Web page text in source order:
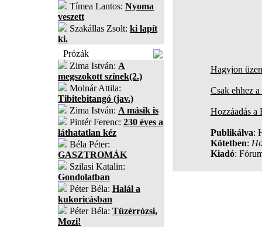
Tímea Lantos: Nyoma
veszett
Szakállas Zsolt: ki lapít
ki.
Prózák
Zima István: A
megszokott színek(2.)
Molnár Attila:
Tibitebitangó (jav.)
Zima István: A másik is
Pintér Ferenc: 230 éves a
láthatatlan kéz
Béla Péter:
GASZTROMÁK
Szilasi Katalin:
Gondolatban
Péter Béla: Halál a
kukoricásban
Péter Béla: Tüzérrózsi,
Mozi!
Hagyjon
Csak ehhez
Hozzáadás
Publikálva:
Kötetben:
Kiadó: